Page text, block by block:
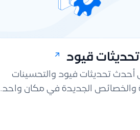
قيود
تحديثات فيود والتحسينات
والخصائص الجديدة في مكان واحد.